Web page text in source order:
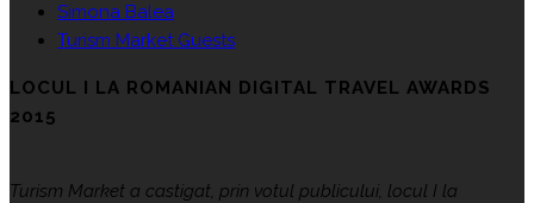
Simona Balea
Turism Market Guests
LOCUL I LA ROMANIAN DIGITAL TRAVEL AWARDS
2015
Turism Market a castigat, prin votul publicului, locul I la